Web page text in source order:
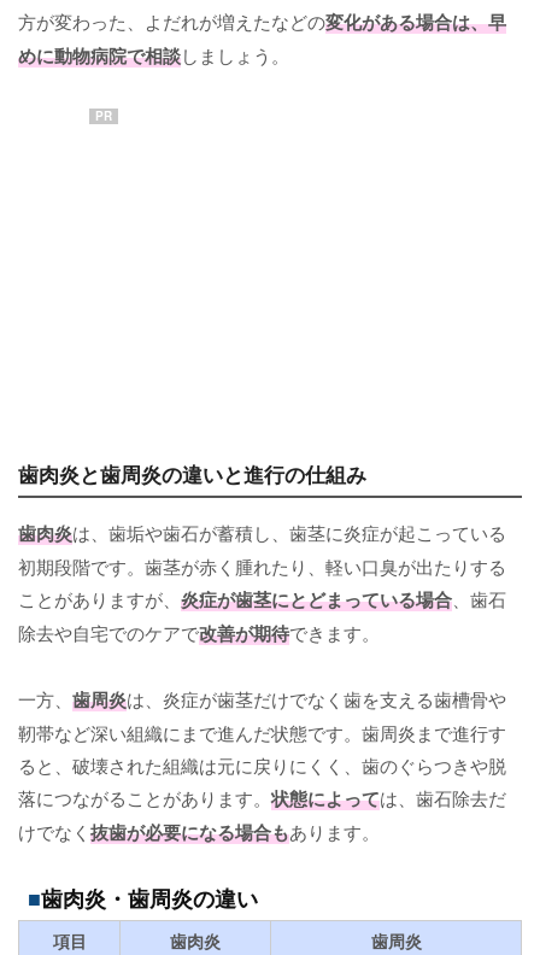
方が変わった、よだれが増えたなどの変化がある場合は、早
めに動物病院で相談しましょう。
PR
歯肉炎と歯周炎の違いと進行の仕組み
歯肉炎は、歯垢や歯石が蓄積し、歯茎に炎症が起こっている
初期段階です。歯茎が赤く腫れたり、軽い口臭が出たりする
ことがありますが、 炎症が歯茎にとどまっている場合 、歯石
除去や自宅でのケアで改善が期待できます。
一方、 歯周炎は、炎症が歯茎だけでなく歯を支える歯槽骨や
靭帯など深い組織にまで進んだ状態です。歯周炎まで進行す
ると、破壊された組織は元に戻りにくく、歯のぐらつきや脱
落につながることがあります。状態によっては、歯石除去だ
けでなく 抜歯が必要になる場合もあります。
歯肉炎・歯周炎の違い
項目 歯肉炎
歯周炎